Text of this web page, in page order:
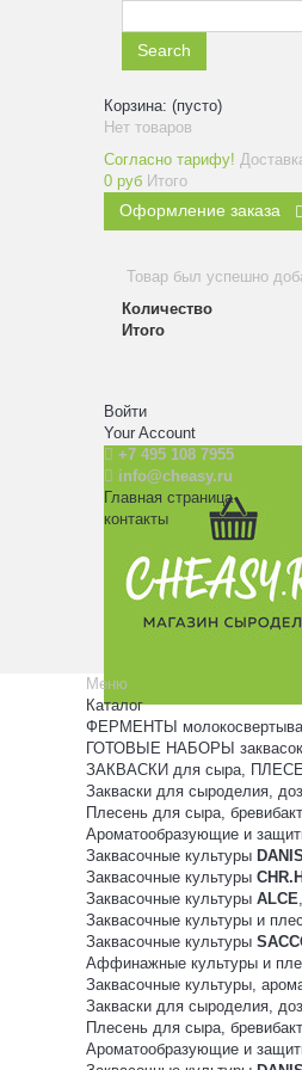
Search
Корзина: (пусто)
Нет товаров
Согласно тарифу!
0 руб Итого
Оформление заказа
Товар был успешно
Количество
Итого
Войти
Your Account
+7 495 108 7955
info@cheasy.ru
Главная страница
контакты
Меню
Каталог
ФЕРМЕНТЫ
ГОТОВЫЕ НАБОРЫ
ЗАКВАСКИ для сыра,
Закваски для сыроделия,
Плесень для сыра,
Ароматообразующие и
Заквасочные культуры
Заквасочные культуры
Заквасочные культуры ALCE
Заквасочные культуры и
Заквасочные культуры
Аффинажные культуры и
Заквасочные культуры,
Закваски для сыроделия,
Плесень для сыра,
Ароматообразующие и